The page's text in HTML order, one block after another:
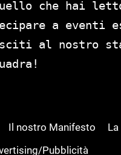
che hai
a
al nostro
Il nostro Manifesto
Pubblicità